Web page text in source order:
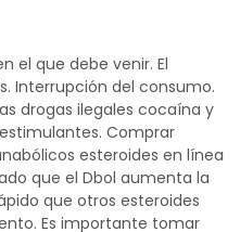
el que debe venir. El
Interrupción del consumo.
drogas ilegales cocaína y
Comprar
esteroides en línea
que el Dbol aumenta la
que otros esteroides
Es importante tomar